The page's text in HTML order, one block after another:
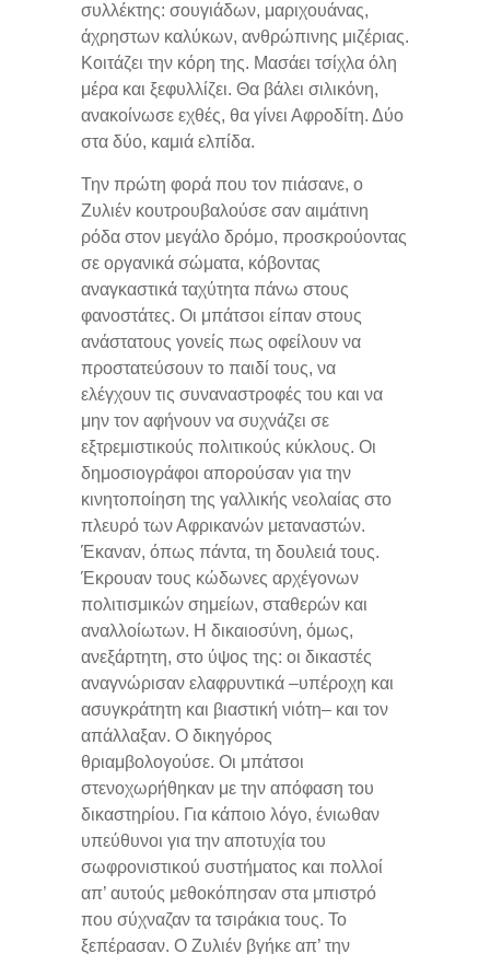
συλλέκτης: σουγιάδων, μαριχουάνας,
άχρηστων καλύκων, ανθρώπινης μιζέριας.
Κοιτάζει την κόρη της. Μασάει τσίχλα όλη
μέρα και ξεφυλλίζει. Θα βάλει σιλικόνη,
ανακοίνωσε εχθές, θα γίνει Αφροδίτη. Δύο
στα δύο, καμιά ελπίδα.
Την πρώτη φορά που τον πιάσανε, ο
Ζυλιέν κουτρουβαλούσε σαν αιμάτινη
ρόδα στον μεγάλο δρόμο, προσκρούοντας
σε οργανικά σώματα, κόβοντας
αναγκαστικά ταχύτητα πάνω στους
φανοστάτες. Οι μπάτσοι είπαν στους
ανάστατους γονείς πως οφείλουν να
προστατεύσουν το παιδί τους, να
ελέγχουν τις συναναστροφές του και να
μην τον αφήνουν να συχνάζει σε
εξτρεμιστικούς πολιτικούς κύκλους. Οι
δημοσιογράφοι απορούσαν για την
κινητοποίηση της γαλλικής νεολαίας στο
πλευρό των Αφρικανών μεταναστών.
Έκαναν, όπως πάντα, τη δουλειά τους.
Έκρουαν τους κώδωνες αρχέγονων
πολιτισμικών σημείων, σταθερών και
αναλλοίωτων. Η δικαιοσύνη, όμως,
ανεξάρτητη, στο ύψος της: οι δικαστές
αναγνώρισαν ελαφρυντικά –υπέροχη και
ασυγκράτητη και βιαστική νιότη– και τον
απάλλαξαν. Ο δικηγόρος
θριαμβολογούσε. Οι μπάτσοι
στενοχωρήθηκαν με την απόφαση του
δικαστηρίου. Για κάποιο λόγο, ένιωθαν
υπεύθυνοι για την αποτυχία του
σωφρονιστικού συστήματος και πολλοί
απ’ αυτούς μεθοκόπησαν στα μπιστρό
που σύχναζαν τα τσιράκια τους. Το
ξεπέρασαν. Ο Ζυλιέν βγήκε απ’ την